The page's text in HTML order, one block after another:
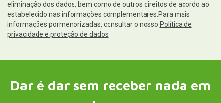
eliminação dos dados, bem como de outros direitos de acordo ao
estabelecido nas informações complementares.Para mais
informações pormenorizadas, consultar o nosso Política de
privacidade e proteção de dados
Dar é dar sem receber nada em